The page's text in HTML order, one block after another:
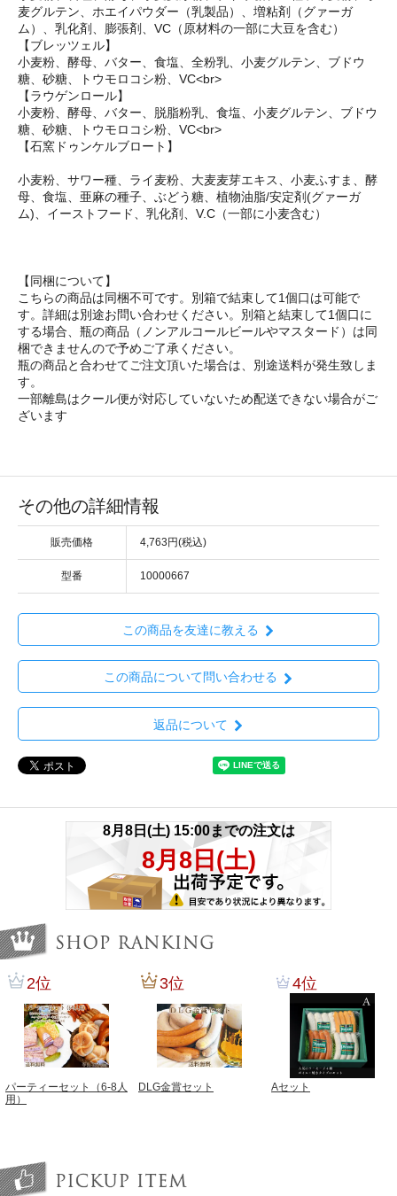
麦グルテン、ホエイパウダー（乳製品）、増粘剤（グァーガ
ム）、乳化剤、膨張剤、VC（原材料の一部に大豆を含む）
【ブレッツェル】
小麦粉、酵母、バター、食塩、全粉乳、小麦グルテン、ブドウ
糖、砂糖、トウモロコシ粉、VC<br>
【ラウゲンロール】
小麦粉、酵母、バター、脱脂粉乳、食塩、小麦グルテン、ブドウ
糖、砂糖、トウモロコシ粉、VC<br>
【石窯ドゥンケルブロート】
小麦粉、サワー種、ライ麦粉、大麦麦芽エキス、小麦ふすま、酵
母、食塩、亜麻の種子、ぶどう糖、植物油脂/安定剤(グァーガ
ム)、イーストフード、乳化剤、V.C（一部に小麦含む）
【同梱について】
こちらの商品は同梱不可です。別箱で結束して1個口は可能で
す。詳細は別途お問い合わせください。別箱と結束して1個口に
する場合、瓶の商品（ノンアルコールビールやマスタード）は同
梱できませんので予めご了承ください。
瓶の商品と合わせてご注文頂いた場合は、別途送料が発生致しま
す。
一部離島はクール便が対応していないため配送できない場合がご
ざいます
その他の詳細情報
販売価格 4,763円(税込)
型番 10000667
この商品を友達に教える
この商品について問い合わせる
返品について